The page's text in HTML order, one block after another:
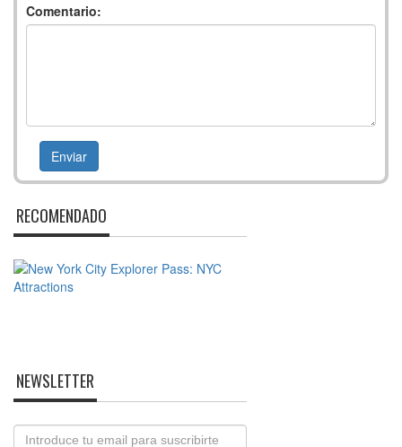
Comentario:
RECOMENDADO
NEWSLETTER
Email